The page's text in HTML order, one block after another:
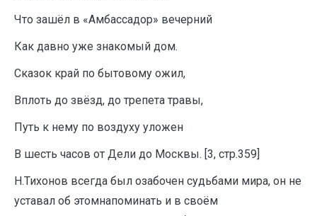
Что зашёл в «Амбассадор» вечерний
Как давно уже знакомый дом.
Сказок край по бытовому ожил,
Вплоть до звёзд, до трепета травы,
Путь к нему по воздуху уложен
В шесть часов от Дели до Москвы. [3, стр.359]
Н.Тихонов всегда был озабочен судьбами мира, он не
уставал об этомнапоминать и в своём